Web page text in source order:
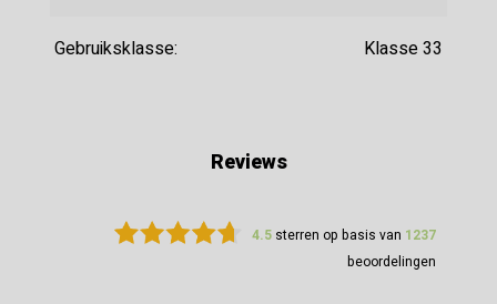
Gebruiksklasse: Klasse 33
Reviews
4.5 sterren op basis van 1237
beoordelingen